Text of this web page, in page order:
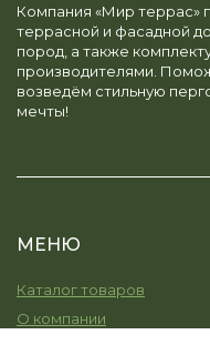
Компания «Мир террас»
террасной и фасадной
пород, а также
производителями.
возведём стильную
мечты!
МЕНЮ
Каталог товаров
О компании